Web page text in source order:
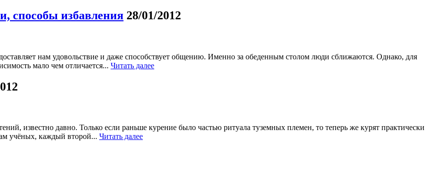
способы избавления 28/01/2012
нам удовольствие и даже способствует общению. Именно за обеденным столом люди сближаются. Однако, для
мало чем отличается... Читать далее
известно давно. Только если раньше курение было частью ритуала туземных племен, то теперь же курят практически
учёных, каждый второй... Читать далее